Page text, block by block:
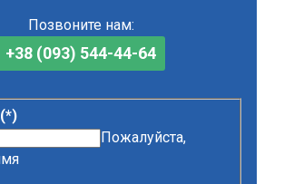
Позвоните нам:
+38 (093) 544-44-64
(*)
Пожалуйста,